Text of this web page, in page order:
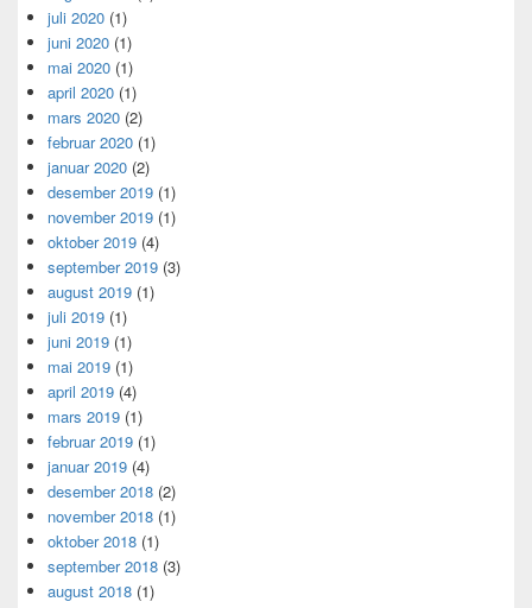
juli 2020 (1)
juni 2020 (1)
mai 2020 (1)
april 2020 (1)
mars 2020 (2)
februar 2020 (1)
januar 2020 (2)
desember 2019 (1)
november 2019 (1)
oktober 2019 (4)
september 2019 (3)
august 2019 (1)
juli 2019 (1)
juni 2019 (1)
mai 2019 (1)
april 2019 (4)
mars 2019 (1)
februar 2019 (1)
januar 2019 (4)
desember 2018 (2)
november 2018 (1)
oktober 2018 (1)
september 2018 (3)
august 2018 (1)